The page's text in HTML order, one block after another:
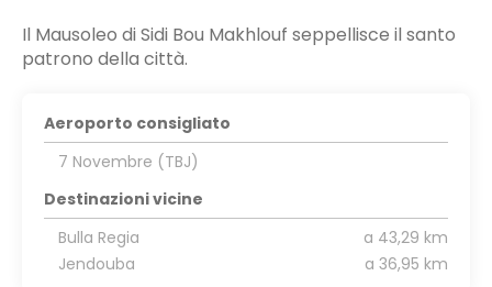
Il Mausoleo di Sidi Bou Makhlouf seppellisce il santo
patrono della città.
Aeroporto consigliato
7 Novembre (TBJ)
Destinazioni vicine
Bulla Regia
a 43,29 km
Jendouba
a 36,95 km